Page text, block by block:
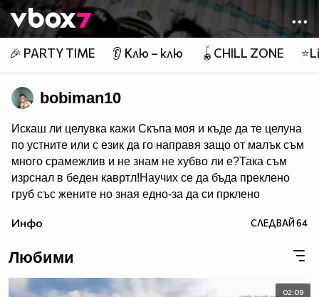
Member of
👾
🎉 PARTY TIME 👂 Клю – клю 🪀CHILL ZONE
bobiman10
Искаш ли целувка кажи Скъпа моя и къде да те целуна
по устните или с език да го направя защо от малък съм
много срaмeжлив и не знам не хубво ли e?Така съм
изрснал в беден кавртл!Научих се да бъда преклено
груб със жените но зная едно-за да си прклено
Боби_Табелката по прякор bobiman10 ;)
Инфо СЛЕДВАЙ64
Любими
02:09